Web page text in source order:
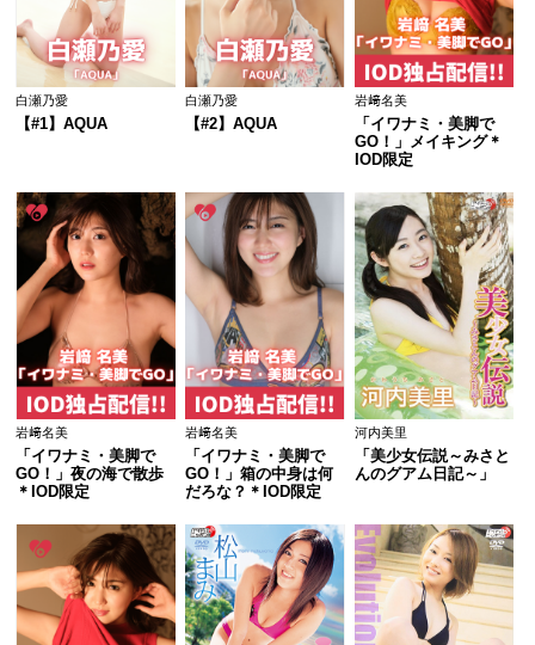
白瀬乃愛
【#1】AQUA
白瀬乃愛
【#2】AQUA
岩﨑名美
「イワナミ・美脚で
GO！」メイキング＊
IOD限定
岩﨑名美
「イワナミ・美脚で
GO！」夜の海で散歩
＊IOD限定
岩﨑名美
「イワナミ・美脚で
GO！」箱の中身は何
だろな？＊IOD限定
河内美里
「美少女伝説～みさと
んのグアム日記～」